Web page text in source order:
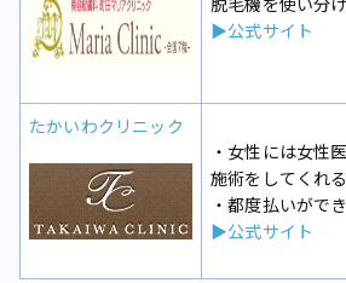
▶公式サイト
たかいわクリニック
・女性には女性
施術をしてくれる
・都度払いがで
▶公式サイト